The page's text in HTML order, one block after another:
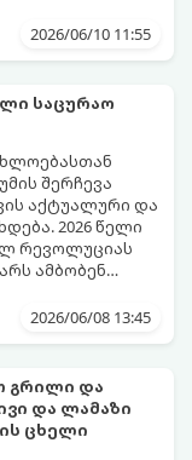
განწყობა
დაწყებული,
რომელი
ივნისის
ფრჩხილების
2026/06/10 11:55
საცურაო
შერჩევა
აქტუალური და
2026 წელი
რევოლუციას
ამბობენ
თამამი,
გაიგეთ,
იქნება 2026
ჰიტი:
2026/06/08 13:45
გრილი და
და ლამაზი
ცხელი